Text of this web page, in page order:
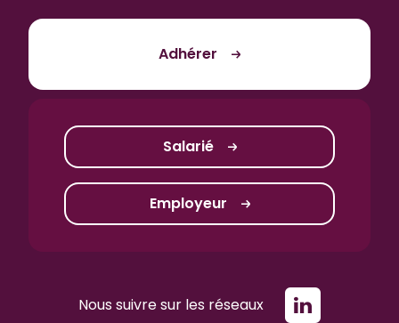
Adhérer
Salarié
Employeur
Nous suivre sur les réseaux